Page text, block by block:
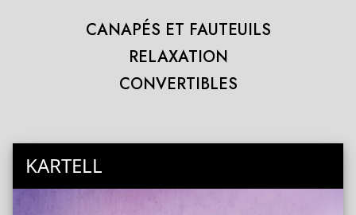
CANAPÉS ET FAUTEUILS
RELAXATION
CONVERTIBLES
KARTELL